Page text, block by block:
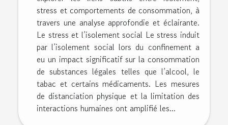
stress et comportements de consommation, à
travers une analyse approfondie et éclairante.
Le stress et l’isolement social Le stress induit
par l’isolement social lors du confinement a
eu un impact significatif sur la consommation
de substances légales telles que l’alcool, le
tabac et certains médicaments. Les mesures
de distanciation physique et la limitation des
interactions humaines ont amplifié les...